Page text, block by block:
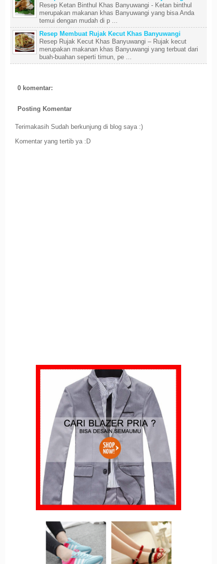
Resep Ketan Binthul Khas Banyuwangi - Ketan binthul
merupakan makanan khas Banyuwangi yang bisa Anda
temui dengan mudah di p ...
Resep Membuat Rujak Kecut Khas Banyuwangi
Resep Rujak Kecut Khas Banyuwangi – Rujak kecut
merupakan makanan khas Banyuwangi yang terbuat dari
buah-buahan seperti timun, pe ...
0 komentar:
Posting Komentar
Terimakasih Sudah berkunjung di blog saya :)
Komentar yang tertib ya :D